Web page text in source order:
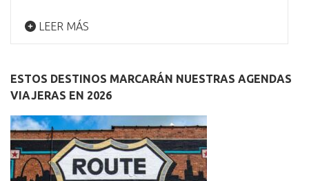
LEER MÁS
ESTOS DESTINOS MARCARÁN NUESTRAS AGENDAS
VIAJERAS EN 2026